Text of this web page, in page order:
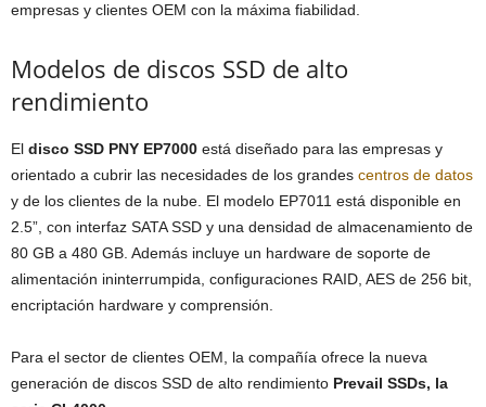
empresas y clientes OEM con la máxima fiabilidad.
Modelos de discos SSD de alto
rendimiento
El disco SSD PNY EP7000 está diseñado para las empresas y
orientado a cubrir las necesidades de los grandes centros de datos
y de los clientes de la nube. El modelo EP7011 está disponible en
2.5”, con interfaz SATA SSD y una densidad de almacenamiento de
80 GB a 480 GB. Además incluye un hardware de soporte de
alimentación ininterrumpida, configuraciones RAID, AES de 256 bit,
encriptación hardware y comprensión.
Para el sector de clientes OEM, la compañía ofrece la nueva
generación de discos SSD de alto rendimiento Prevail SSDs, la